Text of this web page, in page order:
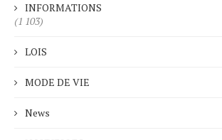
INFORMATIONS
(1 103)
LOIS
MODE DE VIE
News